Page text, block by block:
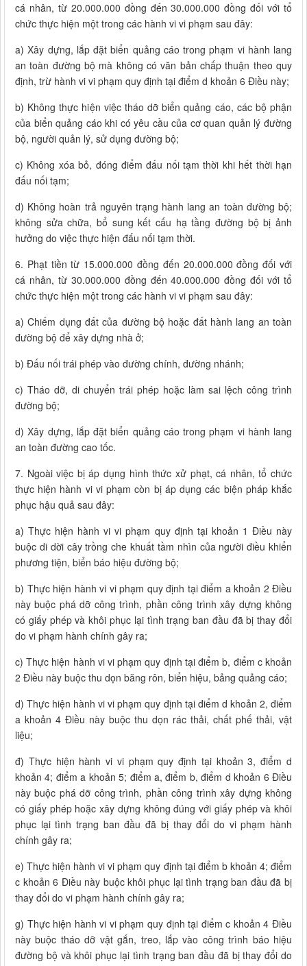
cá nhân, từ 20.000.000 đồng đến 30.000.000 đồng đối với tổ
chức thực hiện một trong các hành vi vi phạm sau đây:
a) Xây dựng, lắp đặt biển quảng cáo trong phạm vi hành lang
an toàn đường bộ mà không có văn bản chấp thuận theo quy
định, trừ hành vi vi phạm quy định tại điểm d khoản 6 Điều này;
b) Không thực hiện việc tháo dỡ biển quảng cáo, các bộ phận
của biển quảng cáo khi có yêu cầu của cơ quan quản lý đường
bộ, người quản lý, sử dụng đường bộ;
c) Không xóa bỏ, đóng điểm đấu nối tạm thời khi hết thời hạn
đấu nối tạm;
d) Không hoàn trả nguyên trạng hành lang an toàn đường bộ;
không sửa chữa, bổ sung kết cấu hạ tầng đường bộ bị ảnh
hưởng do việc thực hiện đấu nối tạm thời.
6. Phạt tiền từ 15.000.000 đồng đến 20.000.000 đồng đối với
cá nhân, từ 30.000.000 đồng đến 40.000.000 đồng đối với tổ
chức thực hiện một trong các hành vi vi phạm sau đây:
a) Chiếm dụng đất của đường bộ hoặc đất hành lang an toàn
đường bộ để xây dựng nhà ở;
b) Đấu nối trái phép vào đường chính, đường nhánh;
c) Tháo dỡ, di chuyển trái phép hoặc làm sai lệch công trình
đường bộ;
d) Xây dựng, lắp đặt biển quảng cáo trong phạm vi hành lang
an toàn đường cao tốc.
7. Ngoài việc bị áp dụng hình thức xử phạt, cá nhân, tổ chức
thực hiện hành vi vi phạm còn bị áp dụng các biện pháp khắc
phục hậu quả sau đây:
a) Thực hiện hành vi vi phạm quy định tại khoản 1 Điều này
buộc di dời cây trồng che khuất tầm nhìn của người điều khiển
phương tiện, biển báo hiệu đường bộ;
b) Thực hiện hành vi vi phạm quy định tại điểm a khoản 2 Điều
này buộc phá dỡ công trình, phần công trình xây dựng không
có giấy phép và khôi phục lại tình trạng ban đầu đã bị thay đổi
do vi phạm hành chính gây ra;
c) Thực hiện hành vi vi phạm quy định tại điểm b, điểm c khoản
2 Điều này buộc thu dọn băng rôn, biển hiệu, bảng quảng cáo;
d) Thực hiện hành vi vi phạm quy định tại điểm d khoản 2, điểm
a khoản 4 Điều này buộc thu dọn rác thải, chất phế thải, vật
liệu;
đ) Thực hiện hành vi vi phạm quy định tại khoản 3, điểm d
khoản 4; điểm a khoản 5; điểm a, điểm b, điểm d khoản 6 Điều
này buộc phá dỡ công trình, phần công trình xây dựng không
có giấy phép hoặc xây dựng không đúng với giấy phép và khôi
phục lại tình trạng ban đầu đã bị thay đổi do vi phạm hành
chính gây ra;
e) Thực hiện hành vi vi phạm quy định tại điểm b khoản 4; điểm
c khoản 6 Điều này buộc khôi phục lại tình trạng ban đầu đã bị
thay đổi do vi phạm hành chính gây ra;
g) Thực hiện hành vi vi phạm quy định tại điểm c khoản 4 Điều
này buộc tháo dỡ vật gắn, treo, lắp vào công trình báo hiệu
đường bộ và khôi phục lại tình trạng ban đầu đã bị thay đổi do